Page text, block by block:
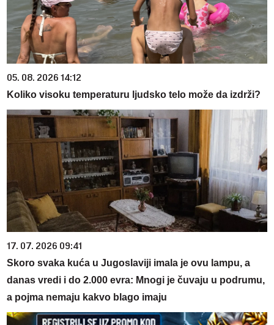
05. 08. 2026 14:12
Koliko visoku temperaturu ljudsko telo može da izdrži?
17. 07. 2026 09:41
Skoro svaka kuća u Jugoslaviji imala je ovu lampu, a
danas vredi i do 2.000 evra: Mnogi je čuvaju u podrumu,
a pojma nemaju kakvo blago imaju